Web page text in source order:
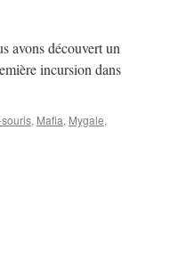
avons découvert un
incursion dans
, Mafia, Mygale,